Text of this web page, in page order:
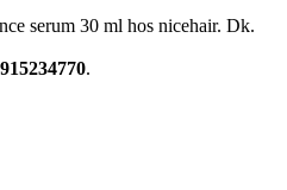
serum 30 ml hos nicehair. Dk.
.